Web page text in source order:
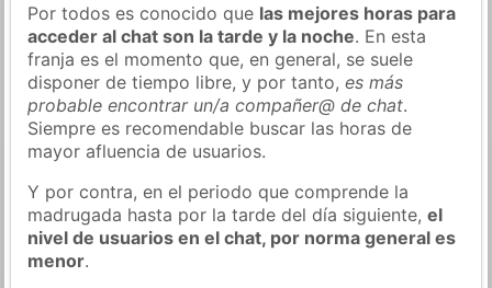
Por todos es conocido que las mejores horas para
acceder al chat son la tarde y la noche. En esta
franja es el momento que, en general, se suele
disponer de tiempo libre, y por tanto,es más
probable encontrar un/a compañer@ de chat.
Siempre es recomendable buscar las horas de
mayor afluencia de usuarios.
Y por contra, en el periodo que comprende la
madrugada hasta por la tarde del día siguiente,el
nivel de usuarios en el chat, por norma general es
menor.